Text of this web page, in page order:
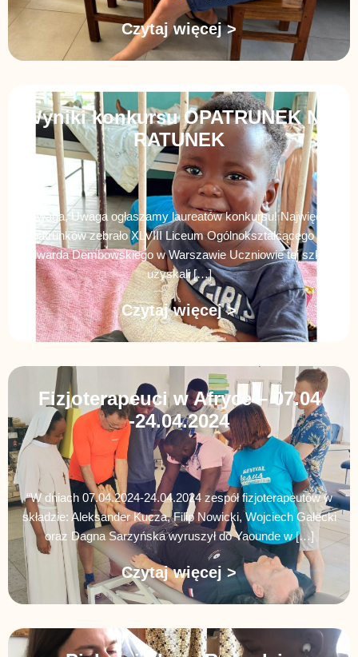
Czytaj więcej >
Wyniki konkursu OPATRUNEK NA
RATUNEK
Uwaga, Uwaga ogłaszamy laureatów konkursu! Najwięcej
opatrunków zebrało XLVIII Liceum Ogólnokształcącego im.
Edwarda Dembowskiego w Warszawie Uczniowie tej szkoły
uzyskali […]
Czytaj więcej >
Fizjoterapeuci w Afryce – 07.04
-24.04.2024
“W dniach 07.04.2024-24.04.2024 zespół fizjoterapeutów w
składzie: Aleksander Kucza, Filip Nowicki, Wojciech Gałecki
oraz Dagna Sarzyńska wyruszył do Yaounde w […]
Czytaj więcej >